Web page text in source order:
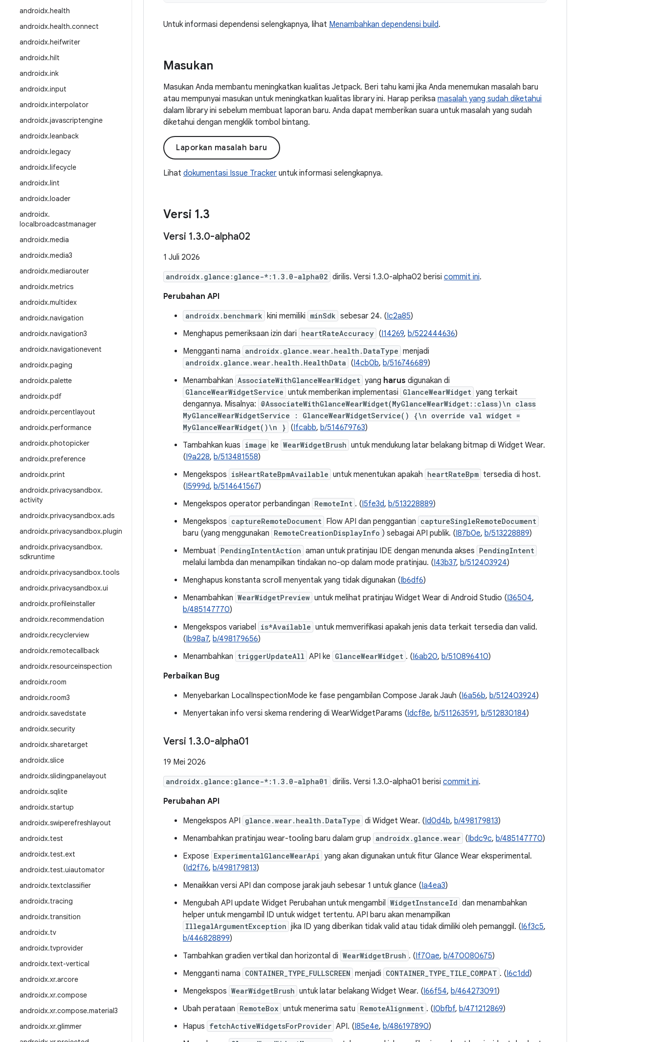
androidx.health
androidx.health.connect
androidx.heifwriter
androidx.hilt
androidx.ink
androidx.input
androidx.interpolator
androidx.javascriptengine
androidx.leanback
androidx.legacy
androidx.lifecycle
androidx.lint
androidx.loader
androidx.
localbroadcastmanager
androidx.media
androidx.media3
androidx.mediarouter
androidx.metrics
androidx.multidex
androidx.navigation
androidx.navigation3
androidx.navigationevent
androidx.paging
androidx.palette
androidx.pdf
androidx.percentlayout
androidx.performance
androidx.photopicker
androidx.preference
androidx.print
androidx.privacysandbox.
activity
androidx.privacysandbox.ads
androidx.privacysandbox.plugin
androidx.privacysandbox.
sdkruntime
androidx.privacysandbox.tools
androidx.privacysandbox.ui
androidx.profileinstaller
androidx.recommendation
androidx.recyclerview
androidx.remotecallback
androidx.resourceinspection
androidx.room
androidx.room3
androidx.savedstate
androidx.security
androidx.sharetarget
androidx.slice
androidx.slidingpanelayout
androidx.sqlite
androidx.startup
androidx.swiperefreshlayout
androidx.test
androidx.test.ext
androidx.test.uiautomator
androidx.textclassifier
androidx.tracing
androidx.transition
androidx.tv
androidx.tvprovider
androidx.text-vertical
androidx.xr.arcore
androidx.xr.compose
androidx.xr.compose.material3
androidx.xr.glimmer
Untuk informasi dependensi selengkapnya, lihat Menambahkan dependensi build.
Masukan
Masukan Anda membantu meningkatkan kualitas Jetpack. Beri tahu kami jika Anda menemukan masalah baru
atau mempunyai masukan untuk meningkatkan kualitas library ini. Harap periksa masalah yang sudah diketahui
dalam library ini sebelum membuat laporan baru. Anda dapat memberikan suara untuk masalah yang sudah
diketahui dengan mengklik tombol bintang.
Laporkan masalah baru
Lihat dokumentasi Issue Tracker untuk informasi selengkapnya.
Versi 1.3
Versi 1.3.0-alpha02
1 Juli 2026
androidx.glance:glance-*:1.3.0-alpha02 dirilis. Versi 1.3.0-alpha02 berisi commit ini.
Perubahan API
androidx.benchmark kini memiliki minSdk sebesar 24. (Ic2a85)
Menghapus pemeriksaan izin dari heartRateAccuracy (I14269, b/522444636)
Mengganti nama androidx.glance.wear.health.DataType menjadi
androidx.glance.wear.health.HealthData (I4cb0b, b/516746689)
Menambahkan AssociateWithGlanceWearWidget yang harus digunakan di
GlanceWearWidgetService untuk memberikan implementasi GlanceWearWidget yang terkait
dengannya. Misalnya: @AssociateWithGlanceWearWidget(MyGlanceWearWidget::class)\n class
MyGlanceWearWidgetService : GlanceWearWidgetService() {\n override val widget =
MyGlanceWearWidget()\n } (Ifcabb, b/514679763)
Tambahkan kuas image ke WearWidgetBrush untuk mendukung latar belakang bitmap di Widget Wear.
(I9a228, b/513481558)
Mengekspos isHeartRateBpmAvailable untuk menentukan apakah heartRateBpm tersedia di host.
(I5999d, b/514641567)
Mengekspos operator perbandingan RemoteInt . (I5fe3d, b/513228889)
Mengekspos captureRemoteDocument Flow API dan penggantian captureSingleRemoteDocument
baru (yang menggunakan RemoteCreationDisplayInfo ) sebagai API publik. (I87b0e, b/513228889)
Membuat PendingIntentAction aman untuk pratinjau IDE dengan menunda akses PendingIntent
melalui lambda dan menampilkan tindakan no-op dalam mode pratinjau. (I43b37, b/512403924)
Menghapus konstanta scroll menyentak yang tidak digunakan (Ib6df6)
Menambahkan WearWidgetPreview untuk melihat pratinjau Widget Wear di Android Studio (I36504,
b/485147770)
Mengekspos variabel is*Available untuk memverifikasi apakah jenis data terkait tersedia dan valid.
(Ib98a7, b/498179656)
Menambahkan triggerUpdateAll API ke GlanceWearWidget . (I6ab20, b/510896410)
Perbaikan Bug
Menyebarkan LocalInspectionMode ke fase pengambilan Compose Jarak Jauh (I6a56b, b/512403924)
Menyertakan info versi skema rendering di WearWidgetParams (Idcf8e, b/511263591, b/512830184)
Versi 1.3.0-alpha01
19 Mei 2026
androidx.glance:glance-*:1.3.0-alpha01 dirilis. Versi 1.3.0-alpha01 berisi commit ini.
Perubahan API
Mengekspos API glance.wear.health.DataType di Widget Wear. (Id0d4b, b/498179813)
Menambahkan pratinjau wear-tooling baru dalam grup androidx.glance.wear (Ibdc9c, b/485147770)
Expose ExperimentalGlanceWearApi yang akan digunakan untuk fitur Glance Wear eksperimental.
(Id2f76, b/498179813)
Menaikkan versi API dan compose jarak jauh sebesar 1 untuk glance (Ia4ea3)
Mengubah API update Widget Perubahan untuk mengambil WidgetInstanceId dan menambahkan
helper untuk mengambil ID untuk widget tertentu. API baru akan menampilkan
IllegalArgumentException jika ID yang diberikan tidak valid atau tidak dimiliki oleh pemanggil. (I6f3c5,
b/446828899)
Tambahkan gradien vertikal dan horizontal di WearWidgetBrush . (If70ae, b/470080675)
Mengganti nama CONTAINER_TYPE_FULLSCREEN menjadi CONTAINER_TYPE_TILE_COMPAT . (I6c1dd)
Mengekspos WearWidgetBrush untuk latar belakang Widget Wear. (I66f54, b/464273091)
Ubah perataan RemoteBox untuk menerima satu RemoteAlignment . (I0bfbf, b/471212869)
Hapus fetchActiveWidgetsForProvider API. (I85e4e, b/486197890)